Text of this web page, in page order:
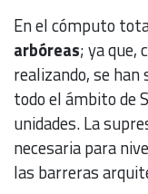
En el cómputo
arbóreas; ya que,
realizando, se
todo el ámbito de
unidades. La
necesaria para
las barreras